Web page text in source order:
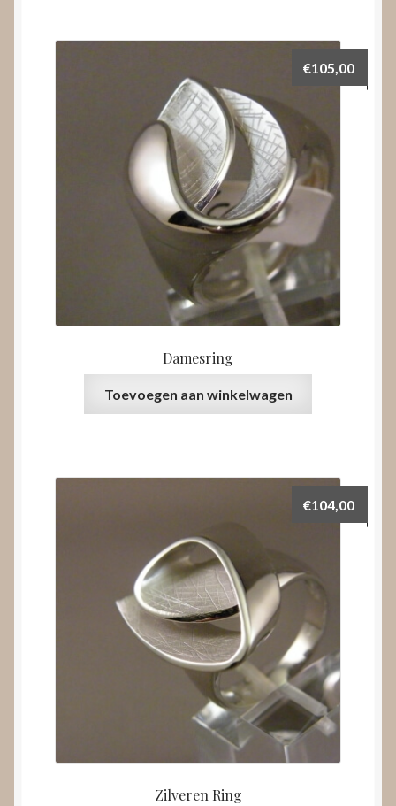
Damesring
€105,00
Toevoegen aan winkelwagen
Zilveren Ring
€104,00